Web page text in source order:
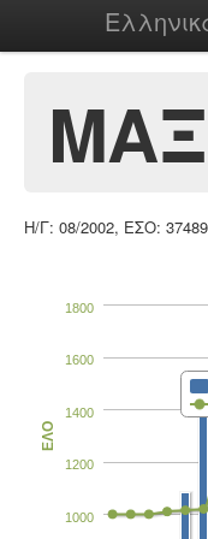
Η/Γ: 08/2002, ΕΣΟ:
1000
1200
1400
1600
1800
ΕΛΟ